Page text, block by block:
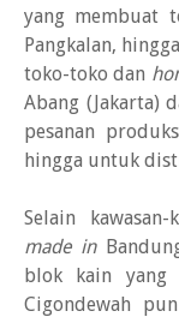
yang membuat
Pangkalan,
toko-toko dan
Abang (Jakarta)
pesanan
hingga untuk
Selain
made in
blok kain yang
Cigondewah